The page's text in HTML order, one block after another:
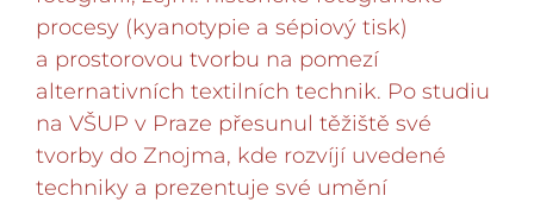
procesy (kyanotypie a sépiový tisk)
a prostorovou tvorbu na pomezí
alternativních textilních technik. Po studiu
na VŠUP v Praze přesunul těžiště své
tvorby do Znojma, kde rozvíjí uvedené
techniky a prezentuje své umění